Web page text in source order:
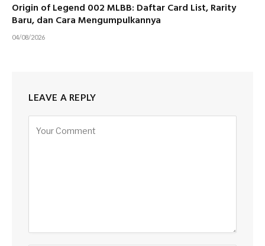
Origin of Legend 002 MLBB: Daftar Card List, Rarity
Baru, dan Cara Mengumpulkannya
04/08/2026
LEAVE A REPLY